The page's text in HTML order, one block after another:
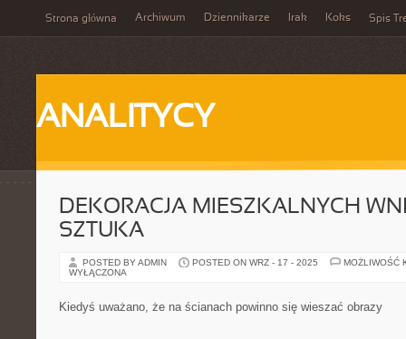
Strona główna Archiwum Dziennikarze Irak Koks Spis
ANALITYCY
DEKORACJA MIESZKALNYCH
SZTUKA
POSTED BY ADMIN POSTED ON WRZ - 17 - 2025
MOŻLIWOŚĆ
WYŁĄCZONA
Kiedyś uważano, że na ścianach powinno się wieszać obrazy